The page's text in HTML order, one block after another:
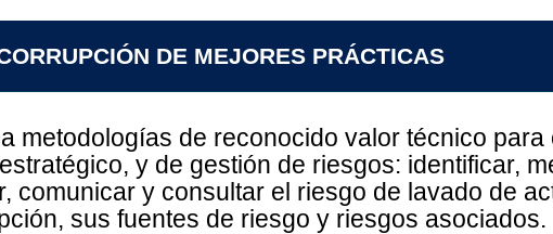
DE MEJORES PRÁCTICAS
metodologías de reconocido valor técnico
y de gestión de riesgos: identificar,
comunicar y consultar el riesgo de lavado de
sus fuentes de riesgo y riesgos asociados.